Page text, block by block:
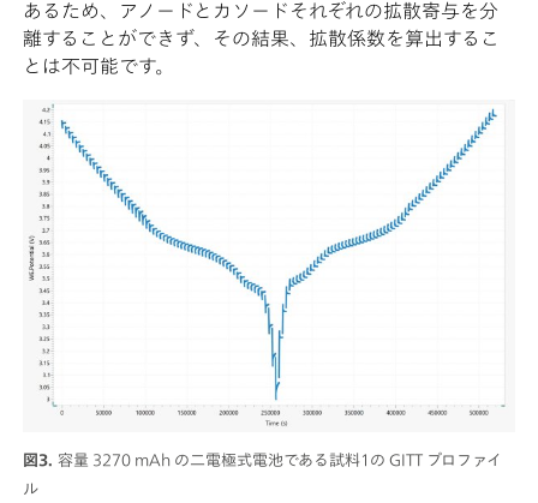
図3. 容量 3270 mAh の二電極式電池である試料1の GITT プロファイ
ル
あるため、アノードとカソードそれぞれの拡散寄与を分
離することができず、その結果、拡散係数を算出するこ
とは不可能です。